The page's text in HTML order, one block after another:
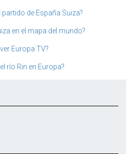
partido de España Suiza?
en el mapa del mundo?
Europa TV?
río Rin en Europa?